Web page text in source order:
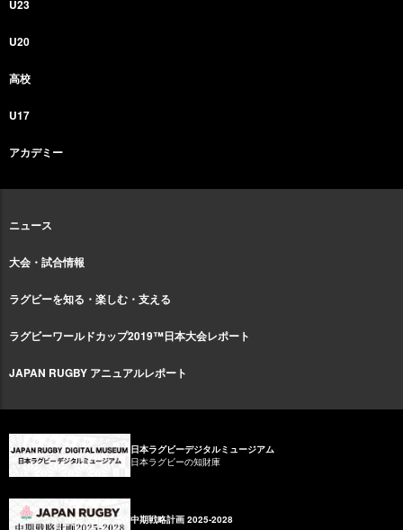
U23
U20
高校
U17
アカデミー
ニュース
大会・試合情報
ラグビーを知る・楽しむ・支える
ラグビーワールドカップ2019™日本大会レポート
JAPAN RUGBY アニュアルレポート
日本ラグビーデジタルミュージアム
日本ラグビーの知財庫
中期戦略計画 2025-2028